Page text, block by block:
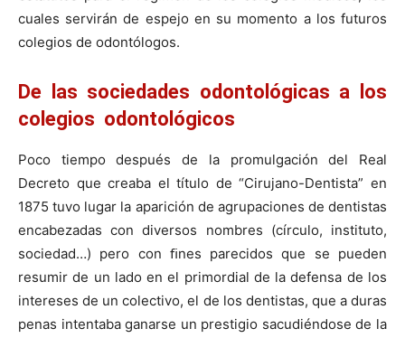
cuales servirán de espejo en su momento a los futuros
colegios de odontólogos.
De las sociedades odontológicas a los
colegios odontológicos
Poco tiempo después de la promulgación del Real
Decreto que creaba el título de “Cirujano-Dentista” en
1875 tuvo lugar la aparición de agrupaciones de dentistas
encabezadas con diversos nombres (círculo, instituto,
sociedad…) pero con ﬁnes parecidos que se pueden
resumir de un lado en el primordial de la defensa de los
intereses de un colectivo, el de los dentistas, que a duras
penas intentaba ganarse un prestigio sacudiéndose de la